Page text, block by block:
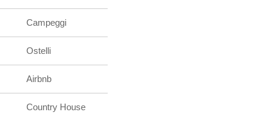
Campeggi
Ostelli
Airbnb
Country House